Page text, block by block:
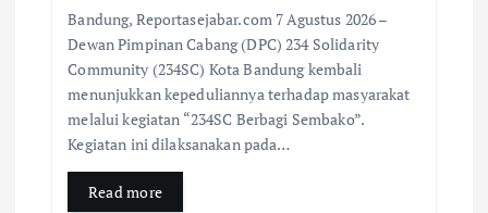
Bandung, Reportasejabar.com 7 Agustus 2026 –
Dewan Pimpinan Cabang (DPC) 234 Solidarity
Community (234SC) Kota Bandung kembali
menunjukkan kepeduliannya terhadap masyarakat
melalui kegiatan “234SC Berbagi Sembako”.
Kegiatan ini dilaksanakan pada…
Read more